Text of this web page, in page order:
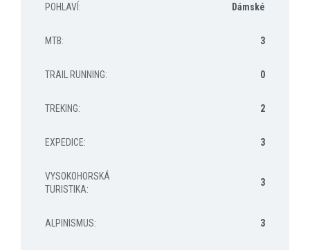
POHLAVÍ : Dámské
MTB: 3
TRAIL RUNNING: 0
TREKING: 2
EXPEDICE: 3
VYSOKOHORSKÁ
TURISTIKA:
3
ALPINISMUS: 3